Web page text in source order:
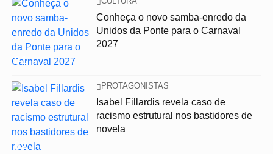
01
Conheça o novo samba-enredo da
Unidos da Ponte para o Carnaval
2027
02
PROTAGONISTAS
Isabel Fillardis revela caso de
racismo estrutural nos bastidores de
novela